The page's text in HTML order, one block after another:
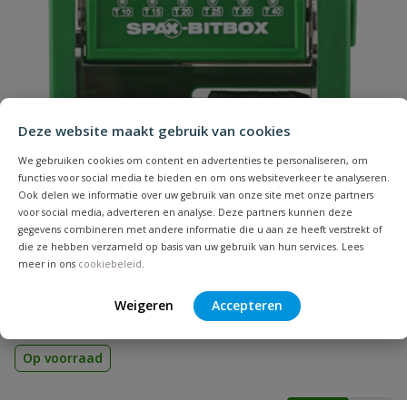
Deze website maakt gebruik van cookies
We gebruiken cookies om content en advertenties te personaliseren, om
functies voor social media te bieden en om ons websiteverkeer te analyseren.
Ook delen we informatie over uw gebruik van onze site met onze partners
voor social media, adverteren en analyse. Deze partners kunnen deze
gegevens combineren met andere informatie die u aan ze heeft verstrekt of
die ze hebben verzameld op basis van uw gebruik van hun services. Lees
meer in ons cookiebeleid
Weigeren Accepteren
bevestiging in hout
Geschikt voor
hout
Inhoud 200 stuks
Koponderzijde MULTI-kop
Lengte 50 mm
verzinkt staal
Merknaam Spax
Samenvatting
Beoordeling versturen
Spax Bitbox T-STAR plus
Op voorraad